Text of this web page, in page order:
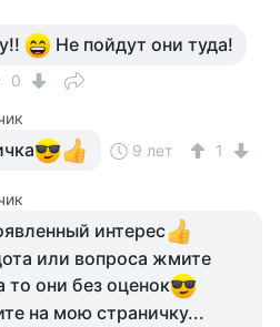
Не пойдут они туда!
0
9 лет 1
интерес
или вопроса жмите
то они без оценок
на мою страничку...